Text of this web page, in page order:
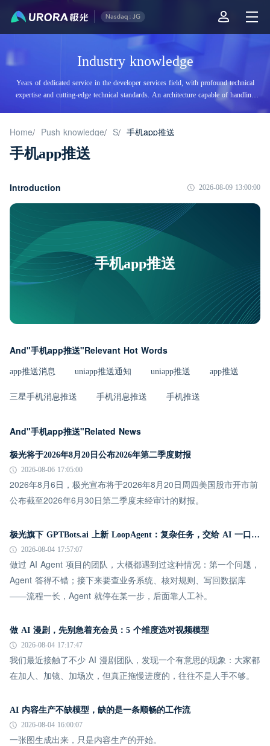
Industry knowledge
Years of dedicated service in the developer services field, with profound technical
expertise and cutting-edge technical standards. An architecture capable of handling
tens of billions of daily visits, supporting billions of high-concurrency accesses.
Home/ Push knowledge/ S/ 手机app推送
手机app推送
Introduction 2026-08-09 13:00:00
手机app推送
And"手机app推送"Relevant Hot Words
app推送消息 uniapp推送通知 uniapp推送 app推送
三星手机消息推送 手机消息推送 手机推送
And"手机app推送"Related News
极光将于2026年8月20日公布2026年第二季度财报
2026-08-06 17:05:00
2026年8月6日，极光宣布将于2026年8月20日周四美国股市开市前
公布截至2026年6月30日第二季度未经审计的财报。
极光旗下 GPTBots.ai 上新 LoopAgent：复杂任务，交给 AI 一口气跑完
2026-08-04 17:57:07
做过 AI Agent 项目的团队，大概都遇到过这种情况：第一个问题，
Agent 答得不错；接下来要查业务系统、核对规则、写回数据库
——流程一长，Agent 就停在某一步，后面靠人工补。
做 AI 漫剧，先别急着充会员：5 个维度选对视频模型
2026-08-04 17:17:47
我们最近接触了不少 AI 漫剧团队，发现一个有意思的现象：大家都
在加人、加镜、加场次，但真正拖慢进度的，往往不是人手不够。
AI 内容生产不缺模型，缺的是一条顺畅的工作流
2026-08-04 16:00:07
一张图生成出来，只是内容生产的开始。